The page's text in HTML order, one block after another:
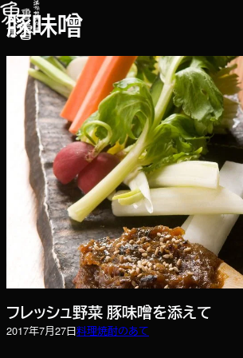
内
容
を
豚味噌
フレッシュ野菜 豚味噌を添えて
2017年7月27日料理焼酎のあて